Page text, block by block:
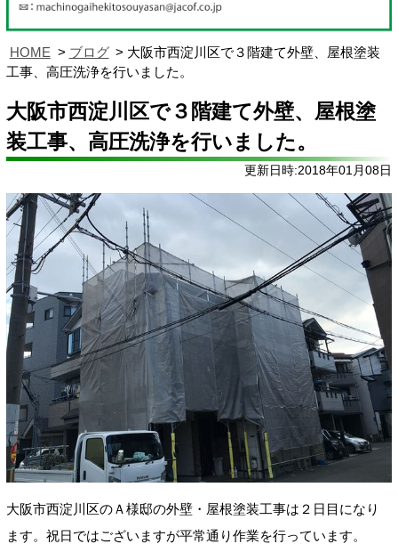
HOME ブログ
大阪市西淀川区で３階建て外壁、屋根塗装
工事、高圧洗浄を行いました。
大阪市西淀川区で３階建て外壁、屋根塗
装工事、高圧洗浄を行いました。
更新日時:2018年01月08日
大阪市西淀川区のＡ様邸の外壁・屋根塗装工事は２日目になり
ます。祝日ではございますが平常通り作業を行っています。